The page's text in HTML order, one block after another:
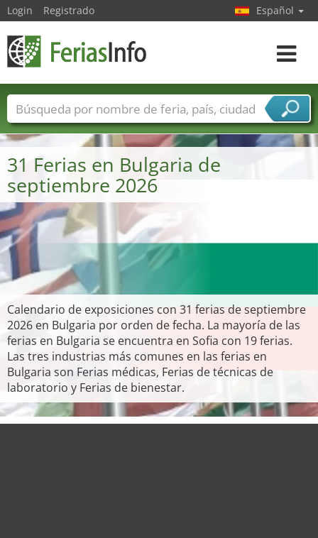
31 Ferias en Bulgaria de
septiembre 2026
Calendario de exposiciones con 31 ferias de septiembre
2026 en Bulgaria por orden de fecha. La mayoría de las
ferias en Bulgaria se encuentra en Sofia con 19 ferias.
Las tres industrias más comunes en las ferias en
Bulgaria son Ferias médicas, Ferias de técnicas de
laboratorio y Ferias de bienestar.
Login Registrado Español
toggle
Nombres de ferias Países
Ciudades
Sectores de ferias
Sectores de proveedor de servicios